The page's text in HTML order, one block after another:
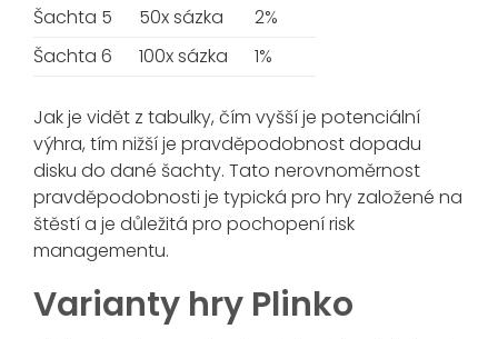
Šachta 5 50x sázka
2%
Šachta 6
100x sázka 1%
Jak je vidět z tabulky, čím vyšší je potenciální
výhra, tím nižší je pravděpodobnost dopadu
disku do dané šachty. Tato nerovnoměrnost
pravděpodobnosti je typická pro hry založené na
štěstí a je důležitá pro pochopení risk
managementu.
Varianty hry Plinko